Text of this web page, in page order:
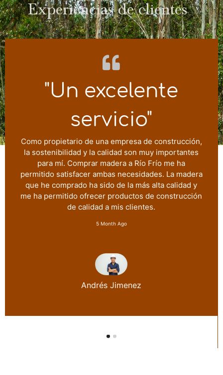
Experiencias de clientes
Andrés Jimenez
"Un excelente
servicio"
Como propietario de una empresa de construcción,
la sostenibilidad y la calidad son muy importantes
para mí. Comprar madera a Río Frío me ha
permitido satisfacer ambas necesidades. La madera
que he comprado ha sido de la más alta calidad y
me ha permitido ofrecer productos de construcción
de calidad a mis clientes.
5 Month Ago